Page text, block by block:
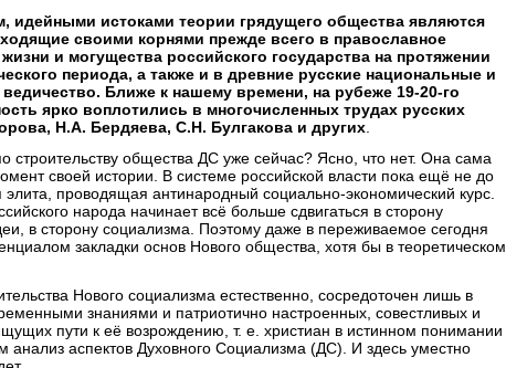
идейными истоками теории грядущего общества являются
своими корнями прежде всего в православное
и могущества российского государства на протяжении
периода, а также и в древние русские национальные и
Ближе к нашему времени, на рубеже 19-20-го
ярко воплотились в многочисленных трудах русских
Н.А. Бердяева, С.Н. Булгакова и других
строительству общества ДС уже сейчас? Ясно, что нет. Она сама
своей истории. В системе российской власти пока ещё не до
проводящая антинародный социально-экономический курс.
народа начинает всё больше сдвигаться в сторону
в сторону социализма. Поэтому даже в переживаемое сегодня
закладки основ Нового общества, хотя бы в теоретическом
Нового социализма естественно, сосредоточен лишь в
знаниями и патриотично настроенных, совестливых и
пути к её возрождению, т. е. христиан в истинном понимании
аспектов Духовного Социализма (ДС). И здесь уместно